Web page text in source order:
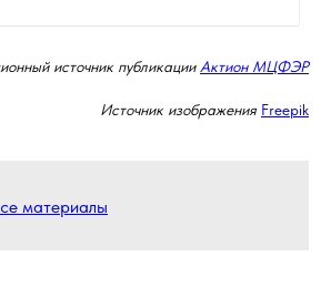
источник публикации Актион МЦФЭР
Источник изображения Freepik
материалы